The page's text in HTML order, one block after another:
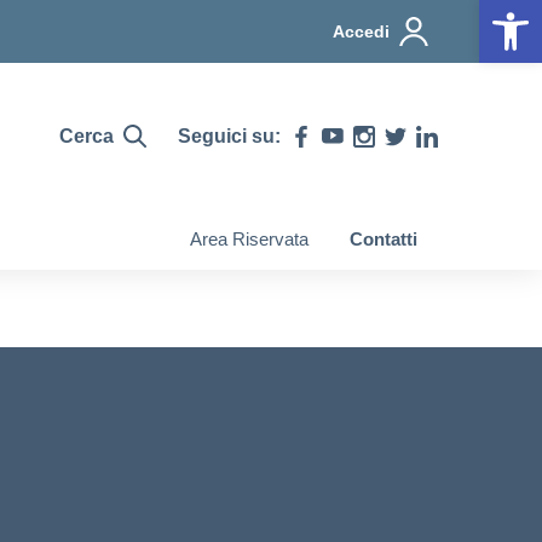
Accedi
Cerca Seguici su:
Area Riservata Contatti